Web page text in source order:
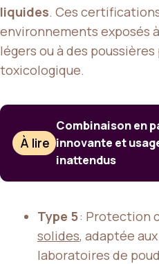
liquides. Ces
environnements exposés
légers ou à des
toxicologique.
À lire
Combinaison en
innovante et
inattendus
Type 5: Protection
solides, adaptée
laboratoires de